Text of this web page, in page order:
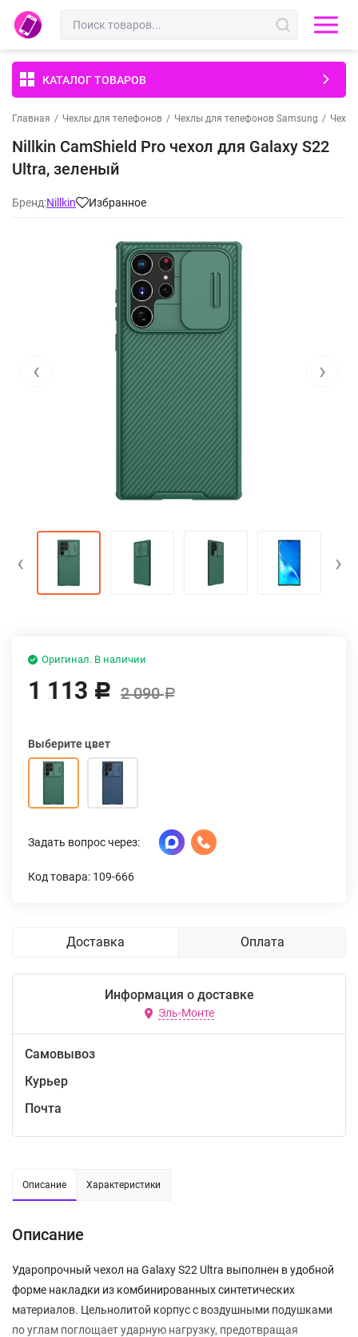
КАТАЛОГ ТОВАРОВ
Главная / Чехлы для телефонов / Чехлы для телефонов Samsung /
Nillkin CamShield Pro чехол для Galaxy S22
Ultra, зеленый
Бренд:Nillkin Избранное
‹ ›
‹ ›
Оригинал. В наличии
1 113 Р 2 090Р
Выберите цвет
Задать вопрос через:
Код товара: 109-666
Доставка Оплата
Информация о доставке
Эль-Монте
Самовывоз
Курьер
Почта
Описание Характеристики
Описание
Ударопрочный чехол на Galaxy S22 Ultra выполнен в удобной
форме накладки из комбинированных синтетических
материалов. Цельнолитой корпус с воздушными подушками
по углам поглощает ударную нагрузку, предотвращая